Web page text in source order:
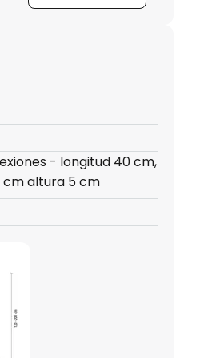
- longitud 40 cm,
cm altura 5 cm